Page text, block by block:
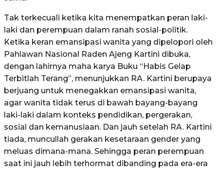
Tak terkecuali ketika kita menempatkan peran laki-
laki dan perempuan dalam ranah sosial-politik.
Ketika keran emansipasi wanita yang dipelopori oleh
Pahlawan Nasional Raden Ajeng Kartini dibuka,
dengan lahirnya maha karya Buku “Habis Gelap
Terbitlah Terang”, menunjukkan RA. Kartini berupaya
berjuang untuk menegakkan emansipasi wanita,
agar wanita tidak terus di bawah bayang-bayang
laki-laki dalam konteks pendidikan, pergerakan,
sosial dan kemanusiaan. Dan jauh setelah RA. Kartini
tiada, muncullah gerakan kesetaraan gender yang
meluas dimana-mana. Sehingga peran perempuan
saat ini jauh lebih terhormat dibanding pada era-era